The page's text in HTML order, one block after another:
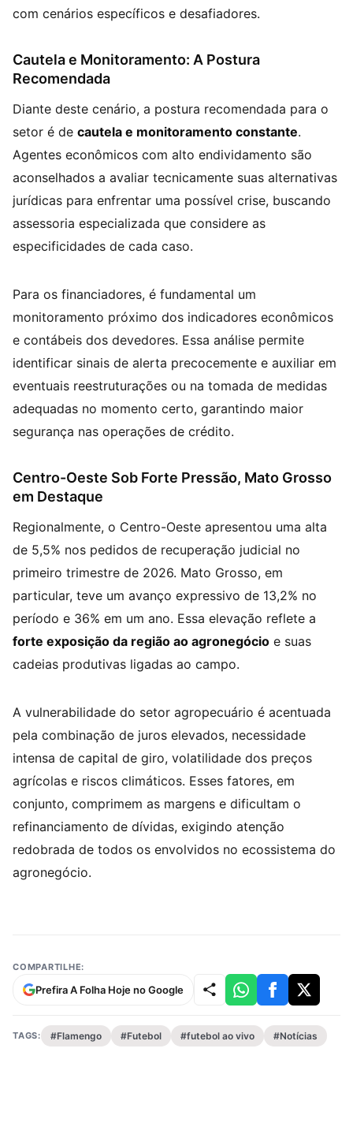
com cenários específicos e desafiadores.
Cautela e Monitoramento: A Postura
Recomendada
Diante deste cenário, a postura recomendada para o
setor é de cautela e monitoramento constante.
Agentes econômicos com alto endividamento são
aconselhados a avaliar tecnicamente suas alternativas
jurídicas para enfrentar uma possível crise, buscando
assessoria especializada que considere as
especificidades de cada caso.
Para os financiadores, é fundamental um
monitoramento próximo dos indicadores econômicos
e contábeis dos devedores. Essa análise permite
identificar sinais de alerta precocemente e auxiliar em
eventuais reestruturações ou na tomada de medidas
adequadas no momento certo, garantindo maior
segurança nas operações de crédito.
Centro-Oeste Sob Forte Pressão, Mato Grosso
em Destaque
Regionalmente, o Centro-Oeste apresentou uma alta
de 5,5% nos pedidos de recuperação judicial no
primeiro trimestre de 2026. Mato Grosso, em
particular, teve um avanço expressivo de 13,2% no
período e 36% em um ano. Essa elevação reflete a
forte exposição da região ao agronegócio e suas
cadeias produtivas ligadas ao campo.
A vulnerabilidade do setor agropecuário é acentuada
pela combinação de juros elevados, necessidade
intensa de capital de giro, volatilidade dos preços
agrícolas e riscos climáticos. Esses fatores, em
conjunto, comprimem as margens e dificultam o
refinanciamento de dívidas, exigindo atenção
redobrada de todos os envolvidos no ecossistema do
agronegócio.
COMPARTILHE:
Prefira A Folha Hoje no Google
TAGS: #Flamengo #Futebol #futebol ao vivo #Notícias